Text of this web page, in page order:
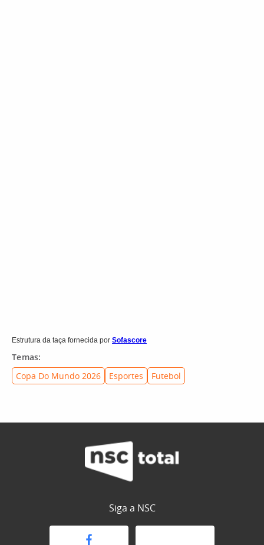
Estrutura da taça fornecida por Sofascore
Temas:
Copa Do Mundo 2026
Esportes Futebol
Siga a NSC